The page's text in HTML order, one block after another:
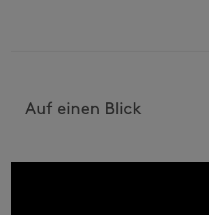
Auf einen Blick